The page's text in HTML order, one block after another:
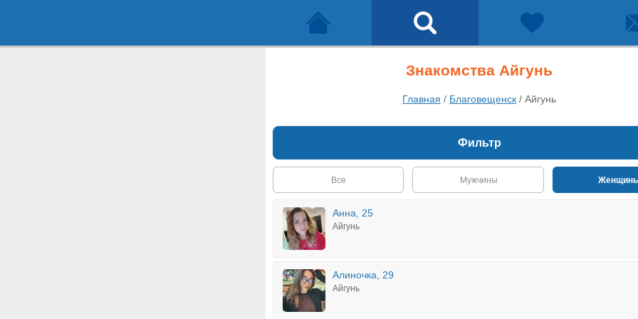
Знакомства Айгунь
Главная / Благовещенск / Айгунь
Фильтр
Все Мужчины
Анна, 25
Айгунь
Алиночка, 29
Айгунь